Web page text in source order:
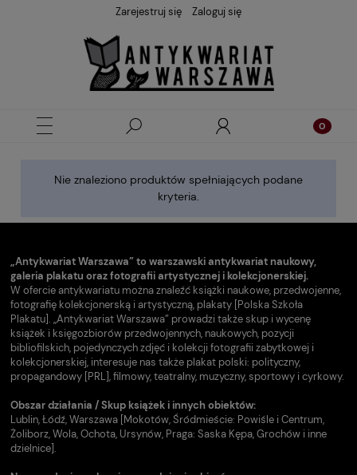
Zarejestruj się Zaloguj się
Nie znaleziono produktów spełniających podane
kryteria.
„Antykwariat Warszawa” to warszawski antykwariat naukowy,
galeria plakatu oraz fotografii artystycznej i kolekcjonerskiej.
W ofercie antykwariatu można znaleźć książki naukowe, przedwojenne,
fotografię kolekcjonerską i artystyczną, plakaty [Polska Szkoła
Plakatu]. „Antykwariat Warszawa” prowadzi także skup i wycenę
książek i księgozbiorów przedwojennych, naukowych, pozycji
bibliofilskich, pojedynczych zdjęć i kolekcji fotografii zabytkowej i
kolekcjonerskiej, interesuje nas także plakat polski: polityczny,
propagandowy [PRL], filmowy, teatralny, muzyczny, sportowy i cyrkowy.
Obszar działania / Skup książek i innych obiektów:
Lublin, Łódź, Warszawa [Mokotów, Śródmieście: Powiśle i Centrum,
Żoliborz, Wola, Ochota, Ursynów, Praga: Saska Kępa, Grochów i inne
dzielnice].